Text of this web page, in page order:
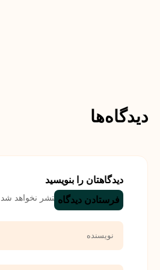
دیدگاه‌ها
دیدگاهتان را بنویسید
نشانی ایمیل شما منتشر نخواهد